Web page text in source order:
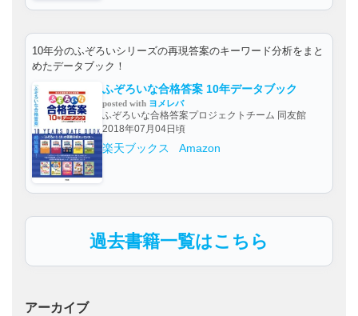
10年分のふぞろいシリーズの再現答案のキーワード分析をまと
めたデータブック！
ふぞろいな合格答案 10年データブック
posted with ヨメレバ
ふぞろいな合格答案プロジェクトチーム 同友館
2018年07月04日頃
楽天ブックス Amazon
過去書籍一覧はこちら
アーカイブ